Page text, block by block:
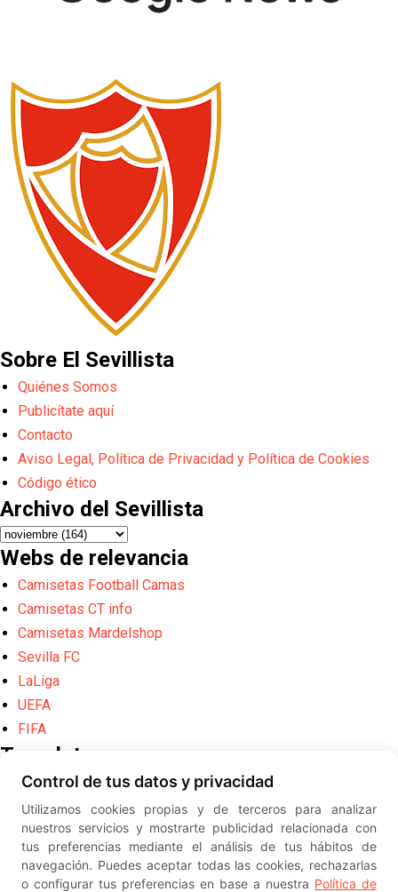
Sobre El Sevillista
Quiénes Somos
Publicítate aquí
Contacto
Aviso Legal, Política de Privacidad y Política de Cookies
Código ético
Archivo del Sevillista
Webs de relevancia
Camisetas Football Camas
Camisetas CT info
Camisetas Mardelshop
Sevilla FC
LaLiga
UEFA
FIFA
Translate
Powered by
Translate
Diseño web creado por Erick
© ElSevillista.es - Información sobre
el Sevilla FC, Sevilla Atlético, Sevilla Femenino y su Cantera
-- --
Control de tus datos y privacidad
Utilizamos cookies propias y de terceros para analizar
nuestros servicios y mostrarte publicidad relacionada con
tus preferencias mediante el análisis de tus hábitos de
navegación. Puedes aceptar todas las cookies, rechazarlas
o configurar tus preferencias en base a nuestra Política de
2026